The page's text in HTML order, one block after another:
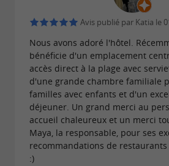
accueillir des groupes jusqu’à
Suite devient l’hôtel idéal
groupes petits et grands pour
buildings,événements privés
cœur de Biarritz.
Les différents espaces et
Groupe Windsorse
aux besoins, de laréservation
Avis publié par Katia le
Nous avons adoré l'hôtel.
bénéficie d'un emplacement
accès direct à la plage avec
d'une grande chambre familiale
familles avec enfants et d'un
déjeuner. Un grand merci au
accueil chaleureux et un merci
Maya, la responsable, pour ses
recommandations de
:)